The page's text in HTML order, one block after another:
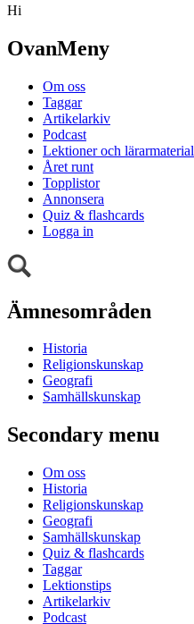
Hi
OvanMeny
Om oss
Taggar
Artikelarkiv
Podcast
Lektioner och lärarmaterial
Året runt
Topplistor
Annonsera
Quiz & flashcards
Logga in
Ämnesområden
Historia
Religionskunskap
Geografi
Samhällskunskap
Secondary menu
Om oss
Historia
Religionskunskap
Geografi
Samhällskunskap
Quiz & flashcards
Taggar
Lektionstips
Artikelarkiv
Podcast